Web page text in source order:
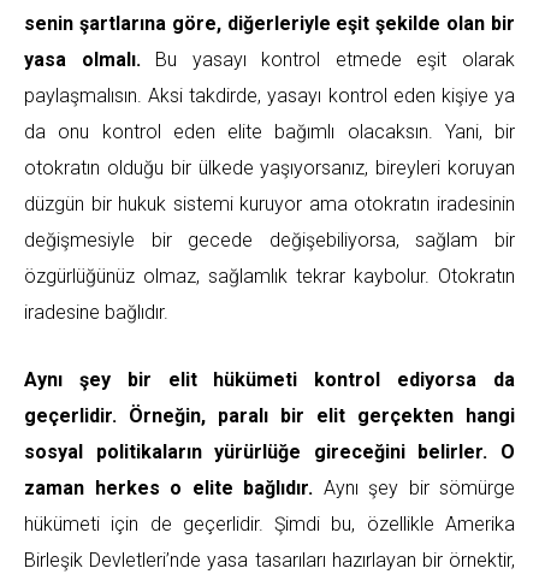
senin şartlarına göre, diğerleriyle eşit şekilde olan bir
yasa olmalı.Bu yasayı kontrol etmede eşit olarak
paylaşmalısın. Aksi takdirde, yasayı kontrol eden kişiye ya
da onu kontrol eden elite bağımlı olacaksın. Yani, bir
otokratın olduğu bir ülkede yaşıyorsanız, bireyleri koruyan
düzgün bir hukuk sistemi kuruyor ama otokratın iradesinin
değişmesiyle bir gecede değişebiliyorsa, sağlam bir
özgürlüğünüz olmaz, sağlamlık tekrar kaybolur. Otokratın
iradesine bağlıdır.
Aynı şey bir elit hükümeti kontrol ediyorsa da
geçerlidir. Örneğin, paralı bir elit gerçekten hangi
sosyal politikaların yürürlüğe gireceğini belirler. O
zaman herkes o elite bağlıdır. Aynı şey bir sömürge
hükümeti için de geçerlidir. Şimdi bu, özellikle Amerika
Birleşik Devletleri’nde yasa tasarıları hazırlayan bir örnektir,